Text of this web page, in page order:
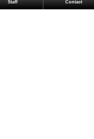
Staff Contact